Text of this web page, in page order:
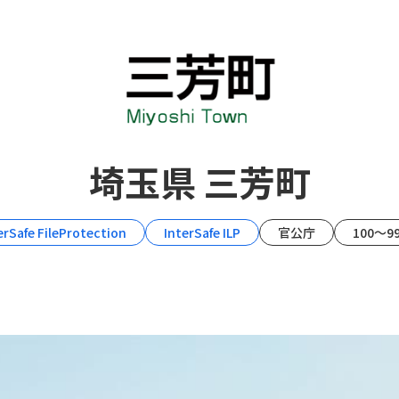
埼玉県 三芳町
FileProtection InterSafe ILP 官公庁 100～